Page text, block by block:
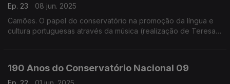
Ep. 23
08 jun. 2025
Camões. O papel do conservatório na promoção da língua e
cultura portuguesas através da música (realização de Teresa
190 Anos do Conservatório Nacional 09